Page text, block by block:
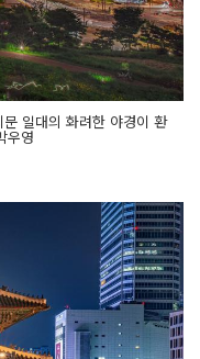
일대의 화려한 야경이 환
우영